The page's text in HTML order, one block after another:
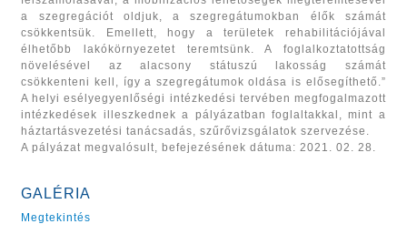
a szegregációt oldjuk, a szegregátumokban élők számát
csökkentsük. Emellett, hogy a területek rehabilitációjával
élhetőbb lakókörnyezetet teremtsünk. A foglalkoztatottság
növelésével az alacsony státuszú lakosság számát
csökkenteni kell, így a szegregátumok oldása is elősegíthető.”
A helyi esélyegyenlőségi intézkedési tervében megfogalmazott
intézkedések illeszkednek a pályázatban foglaltakkal, mint a
háztartásvezetési tanácsadás, szűrővizsgálatok szervezése.
A pályázat megvalósult, befejezésének dátuma: 2021. 02. 28.
GALÉRIA
Megtekintés